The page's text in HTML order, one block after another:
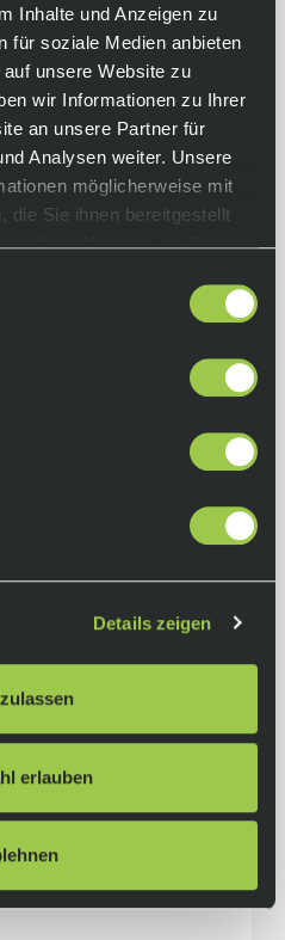
Inhalte und Anzeigen zu
für soziale Medien anbieten
unsere Website zu
wir Informationen zu Ihrer
an unsere Partner für
Analysen weiter. Unsere
möglicherweise mit
die Sie ihnen bereitgestellt
Ihrer Nutzung der Dienste
Details zeigen
erlauben
aufgrund
vom
abweichen.
Caledonia-5 Fork
AXS E1, 48/35 Z.,
centerlock, tubeless
Swiss 350, 12x100
compatible
G2.0 700x30c